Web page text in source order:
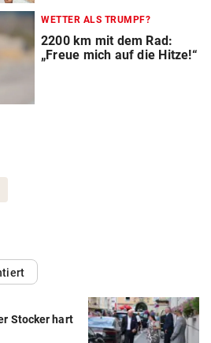
WETTER ALS TRUMPF?
2200 km mit dem Rad:
„Freue mich auf die Hitze!“
Stocker hart